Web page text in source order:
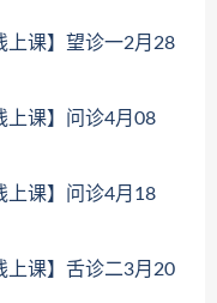
课】望诊一2月28
课】问诊4月08
课】问诊4月18
课】舌诊二3月20